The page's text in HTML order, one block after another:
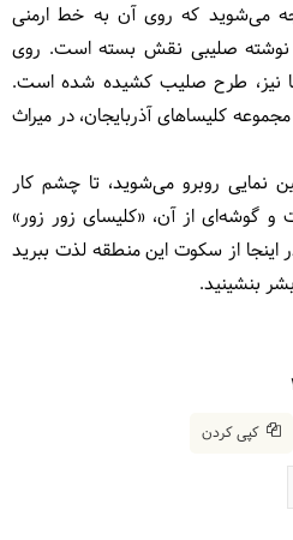
می‌شوید که روی آن به خط ارمنی
نوشته صلیبی نقش بسته است. روی
نیز، طرح صلیب کشیده شده است.
زور زور در سال ۲۰۰۸ با مجموعه کلیساهای آذربایجان، در میراث
نمایی روبرو می‌شوید، تا چشم کار
از آن، «کلیسای زور زور»
اینجا از سکوت این منطقه لذت ببرید
بنشینید.
کپی کردن